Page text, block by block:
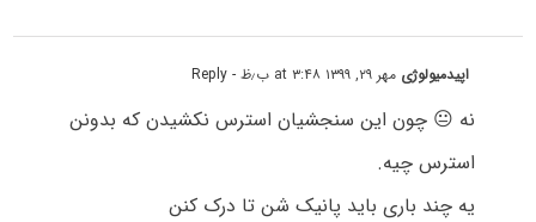
اپیدمیولوژی مهر ۲۹, ۱۳۹۹ at ۳:۴۸ ب٫ظ - Reply
نه 😐 چون این سنجشیان استرس نکشیدن که بدونن
استرس چیه.
یه چند باری باید پانیک شن تا درک کنن